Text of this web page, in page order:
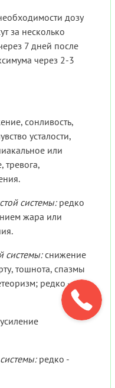
дозу
за несколько
7 дней после
через 2-3
сонливость,
усталости,
или
тревога,
системы:редко
жара или
системы:снижение
тошнота, спазмы
редко -
редко -